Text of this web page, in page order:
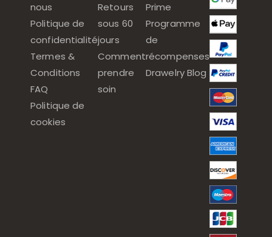
nous
Politique de
confidentialité
Termes &
Conditions
FAQ
Politique de
cookies
Retours
sous 60
jours
Comment
prendre
soin
Prime
Programme
de
récompenses
Drawelry Blog